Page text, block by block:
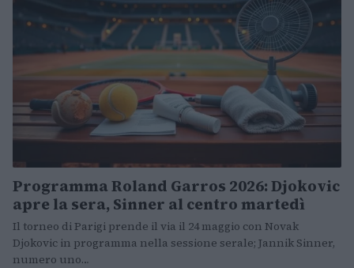
Programma Roland Garros 2026: Djokovic
apre la sera, Sinner al centro martedì
Il torneo di Parigi prende il via il 24 maggio con Novak
Djokovic in programma nella sessione serale; Jannik Sinner,
numero uno…